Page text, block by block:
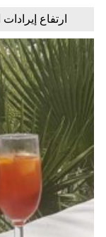
ارتفاع إيرادات الفنادق